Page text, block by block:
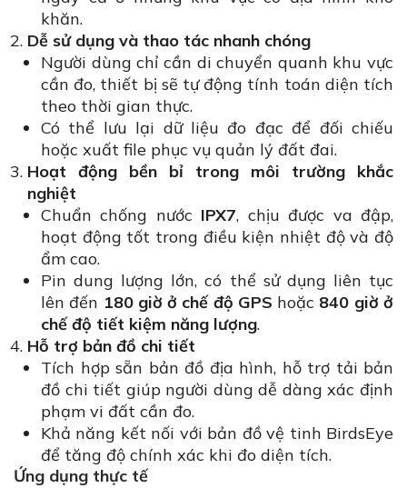
khăn.
Dễ sử dụng và thao tác nhanh chóng
Người dùng chỉ cần di chuyển quanh khu vực
cần đo, thiết bị sẽ tự động tính toán diện tích
theo thời gian thực.
Có thể lưu lại dữ liệu đo đạc để đối chiếu
hoặc xuất file phục vụ quản lý đất đai.
Hoạt động bền bỉ trong môi trường khắc
nghiệt
Chuẩn chống nước IPX7, chịu được va đập,
hoạt động tốt trong điều kiện nhiệt độ và độ
ẩm cao.
Pin dung lượng lớn, có thể sử dụng liên tục
lên đến 180 giờ ở chế độ GPS hoặc 840 giờ ở
chế độ tiết kiệm năng lượng.
Hỗ trợ bản đồ chi tiết
Tích hợp sẵn bản đồ địa hình, hỗ trợ tải bản
đồ chi tiết giúp người dùng dễ dàng xác định
phạm vi đất cần đo.
Khả năng kết nối với bản đồ vệ tinh BirdsEye
để tăng độ chính xác khi đo diện tích.
Ứng dụng thực tế